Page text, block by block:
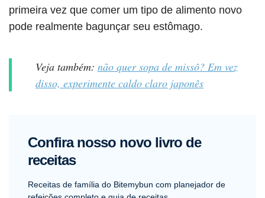
primeira vez que comer um tipo de alimento novo
pode realmente bagunçar seu estômago.
Veja também: não quer sopa de missô? Em vez
disso, experimente caldo claro japonês
Confira nosso novo livro de
receitas
Receitas de família do Bitemybun com planejador de